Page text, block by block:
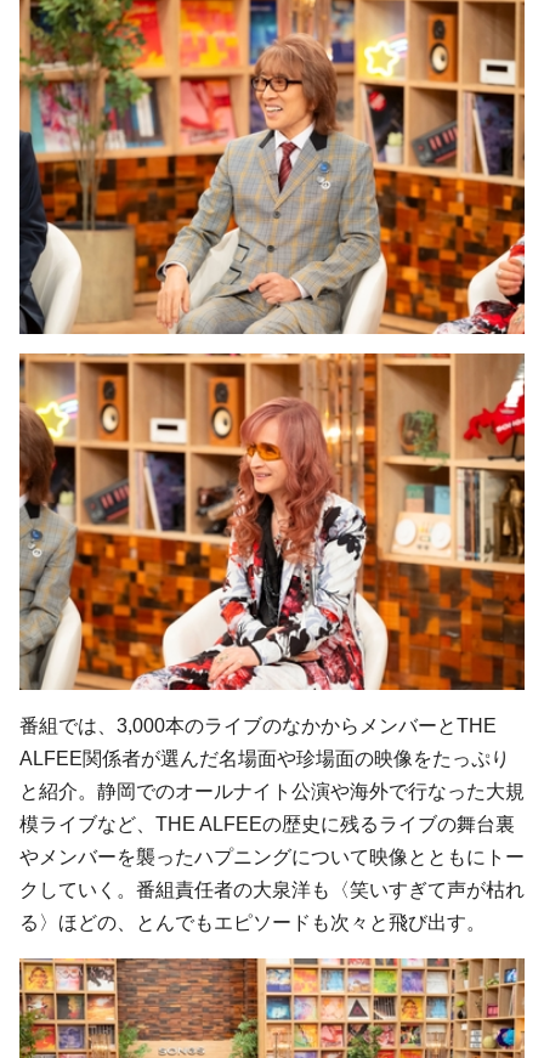
番組では、3,000本のライブのなかからメンバーとTHE
ALFEE関係者が選んだ名場面や珍場面の映像をたっぷり
と紹介。静岡でのオールナイト公演や海外で行なった大規
模ライブなど、THE ALFEEの歴史に残るライブの舞台裏
やメンバーを襲ったハプニングについて映像とともにトー
クしていく。番組責任者の大泉洋も〈笑いすぎて声が枯れ
る〉ほどの、とんでもエピソードも次々と飛び出す。